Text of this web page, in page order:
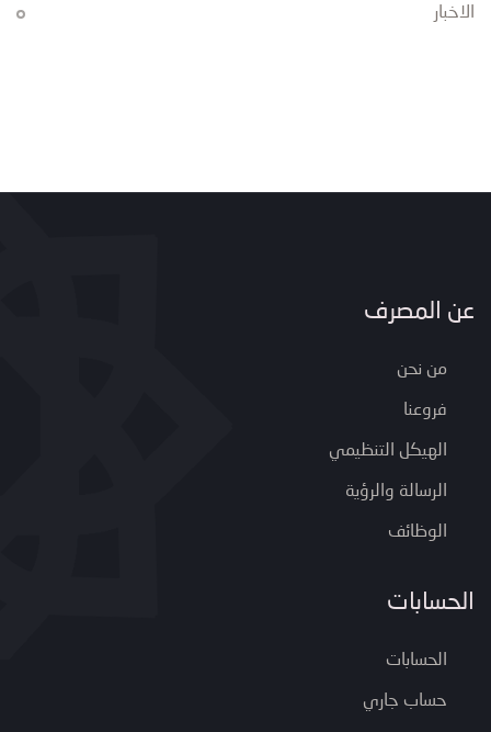
الاخبار
عن المصرف
من نحن
فروعنا
الهيكل التنظيمي
الرسالة والرؤية
الوظائف
الحسابات
الحسابات
حساب جاري